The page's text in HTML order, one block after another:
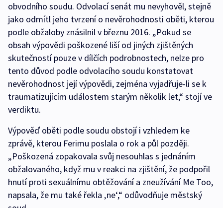
obvodního soudu. Odvolací senát mu nevyhověl, stejně
jako odmítl jeho tvrzení o nevěrohodnosti oběti, kterou
podle obžaloby znásilnil v březnu 2016. „Pokud se
obsah výpovědi poškozené liší od jiných zjištěných
skutečností pouze v dílčích podrobnostech, nelze pro
tento důvod podle odvolacího soudu konstatovat
nevěrohodnost její výpovědi, zejména vyjadřuje-li se k
traumatizujícím událostem starým několik let,“ stojí ve
verdiktu.
Výpověď oběti podle soudu obstojí i vzhledem ke
zprávě, kterou Ferimu poslala o rok a půl později.
„Poškozená zopakovala svůj nesouhlas s jednáním
obžalovaného, když mu v reakci na zjištění, že podpořil
hnutí proti sexuálnímu obtěžování a zneužívání Me Too,
napsala, že mu také řekla ‚ne‘,“ odůvodňuje městský